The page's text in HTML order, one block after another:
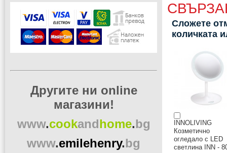
Сложете
количката
INNOLIVING
Козметично
огледало с LED
светлина INN -
Другите ни online
магазини!
www.cookandhome.bg
www.emilehenry.bg